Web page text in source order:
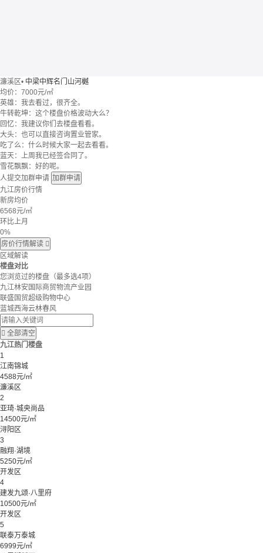
濂溪区• 中梁中辉名门山河樾
均价： 7000元/㎡
英雄：我去看过，很齐全。
牛转乾坤：这个楼盘价格波动大么？
回忆：我建议你们去楼盘看看。
大头：也可以直接咨询置业管家。
吃了么：什么时候大家一起去看看。
蓝天：上周我已经签合同了。
雪花飘飘：好的呢。
人提交加群申请 加群申请
九江房价行情
新房均价
6568元/㎡
环比上月
0%
房价行情解读 
区域解读
楼盘对比
您浏览过的楼盘 （最多选4项）
九江林安国际商贸物流产业园
联盛国贸超级购物中心
蓝城西海云林春风
 全部清空
九江热门楼盘
1
江南锦城
4588元/㎡
濂溪区
2
亚琦·城央尚品
14500元/㎡
浔阳区
3
融翔·湖境
5250元/㎡
开发区
4
建发九颂·八里府
10500元/㎡
开发区
5
联泰万泰城
6999元/㎡